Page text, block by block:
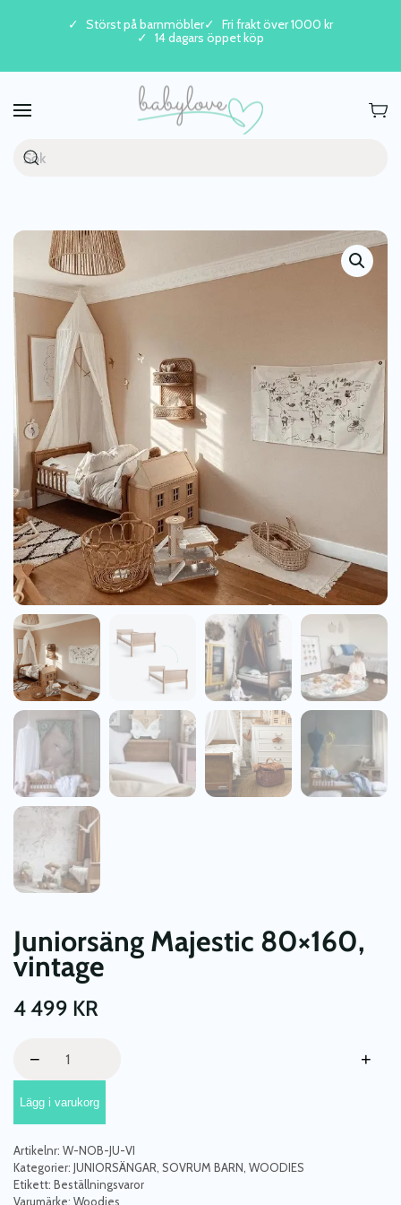
Skip to main content
Störst på barnmöbler
Fri frakt över 1000 kr
14 dagars öppet köp
Juniorsäng Majestic 80×160,
vintage
4 499 KR
Majestic
80x160,
vintage
mängd
− +
Lägg i varukorg
Artikelnr: W-NOB-JU-VI
Kategorier: JUNIORSÄNGAR SOVRUM BARN WOODIES
Etikett: Beställningsvaror
Varumärke: Woodies